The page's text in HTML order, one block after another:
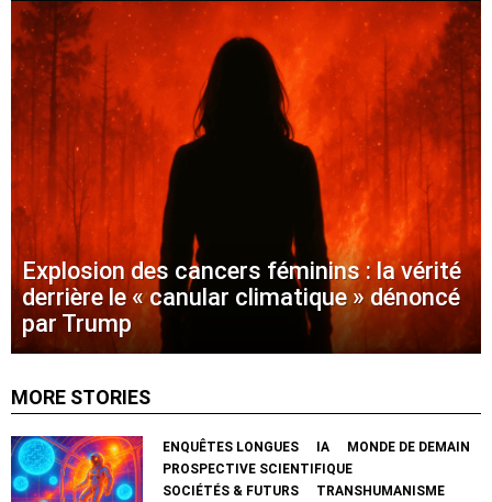
Explosion des cancers féminins : la vérité
derrière le « canular climatique » dénoncé
par Trump
MORE STORIES
ENQUÊTES LONGUES IA
MONDE DE DEMAIN
PROSPECTIVE SCIENTIFIQUE
SOCIÉTÉS & FUTURS
TRANSHUMANISME